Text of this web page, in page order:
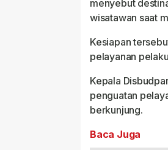
menyebut
wisatawan saat
Kesiapan
pelayanan
Kepala
penguatan
berkunjung.
Baca Juga